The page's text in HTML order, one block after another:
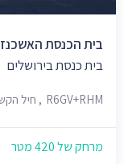
בית הכנסת
בית כנסת בירושלים
R6GV+RHM, חיל הקשר, ירושלים
מרחק של 420 מטר